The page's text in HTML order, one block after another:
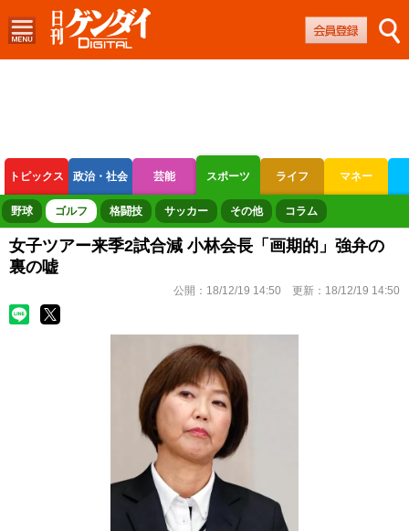
トピックス 政治・社会 芸能 スポーツ ライフ マネー
ボートレース 競輪 オートレース
野球 ゴルフ 格闘技 サッカー その他 コラム
女子ツアー来季2試合減 小林会長「画期的」強弁の
裏の嘘
公開： 18/12/19 14:50 更新： 18/12/19 14:50